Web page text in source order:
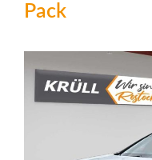
Pack